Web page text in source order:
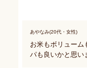
あやなみ(20代・女性)
お米もボリューム
パも良いかと思い